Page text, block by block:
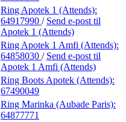
Ring Apotek 1 (Attends):
64917990 / Send e-post til
Apotek 1 (Attends)
Ring Apotek 1 Amfi (Attends):
64858030 / Send e-post til
Apotek 1 Amfi (Attends)
Ring Boots Apotek (Attends):
67490049
Ring Marinka (Aubade Paris):
64877771